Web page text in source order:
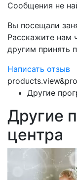
Сообщения не
Вы посещали
Расскажите нам
другим принять
Написать отзыв
Другие
Другие
центра